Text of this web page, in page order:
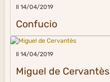
Il 14/04/2019
Confucio
Il 14/04/2019
Miguel de Cervantès